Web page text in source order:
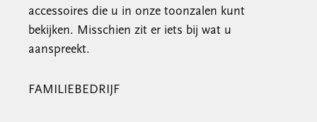
accessoires die u in onze toonzalen kunt
bekijken. Misschien zit er iets bij wat u
aanspreekt.
FAMILIEBEDRIJF